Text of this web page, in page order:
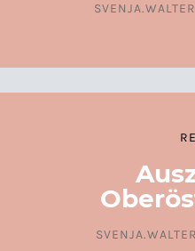
SVENJA.WALTER
SVENJA.WALTER